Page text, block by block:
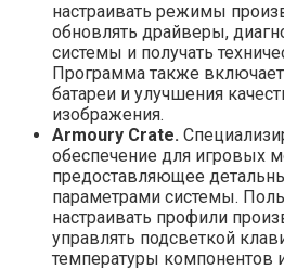
настраивать режимы
обновлять драйверы,
системы и получать
Программа также
батареи и улучшения
изображения.
Armoury Crate.
обеспечение для игровых
предоставляющее
параметрами системы.
настраивать профили
управлять подсветкой
температуры компонентов